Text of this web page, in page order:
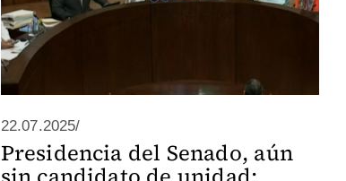
22.07.2025/
Presidencia del Senado, aún